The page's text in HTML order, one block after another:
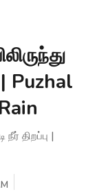
Puzhal
நீர் திறப்பு |